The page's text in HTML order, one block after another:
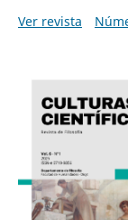
Ver revista